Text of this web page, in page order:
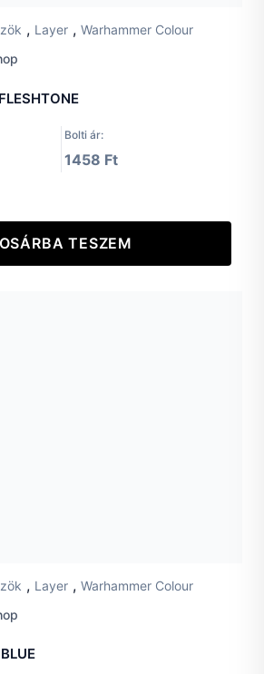
, Layer , Warhammer Colour
Bolti ár:
1458 Ft
TESZEM
, Layer , Warhammer Colour